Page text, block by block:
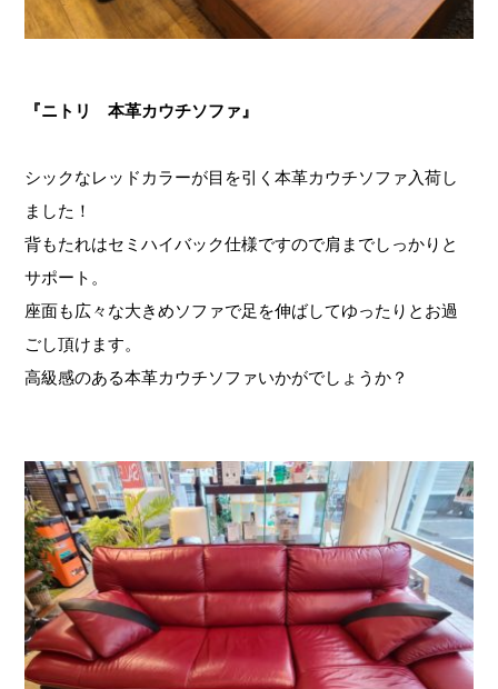
『ニトリ 本革カウチソファ』
シックなレッドカラーが目を引く本革カウチソファ入荷し
ました！
背もたれはセミハイバック仕様ですので肩までしっかりと
サポート。
座面も広々な大きめソファで足を伸ばしてゆったりとお過
ごし頂けます。
高級感のある本革カウチソファいかがでしょうか？